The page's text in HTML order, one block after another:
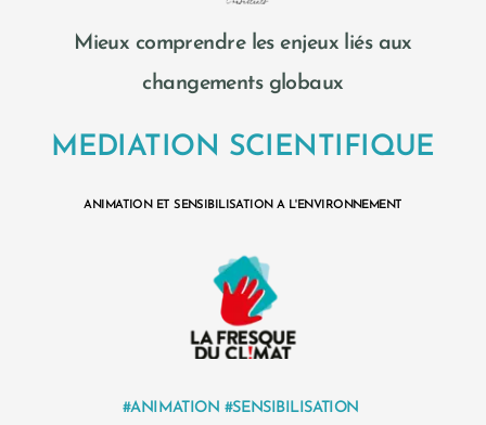
Mieux comprendre les enjeux liés aux
changements globaux
MEDIATION SCIENTIFIQUE
ANIMATION ET SENSIBILISATION A L'ENVIRONNEMENT
#ANIMATION #SENSIBILISATION